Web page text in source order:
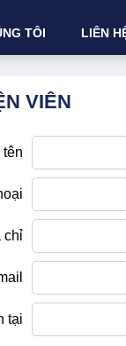
TÔI LIÊN
VIÊN
tên
chỉ
tại